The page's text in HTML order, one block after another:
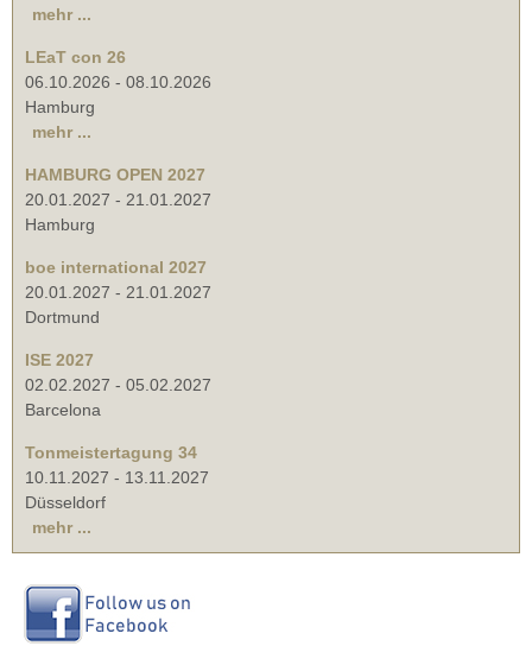
mehr ...
LEaT con 26
06.10.2026 - 08.10.2026
Hamburg
mehr ...
HAMBURG OPEN 2027
20.01.2027 - 21.01.2027
Hamburg
boe international 2027
20.01.2027 - 21.01.2027
Dortmund
ISE 2027
02.02.2027 - 05.02.2027
Barcelona
Tonmeistertagung 34
10.11.2027 - 13.11.2027
Düsseldorf
mehr ...